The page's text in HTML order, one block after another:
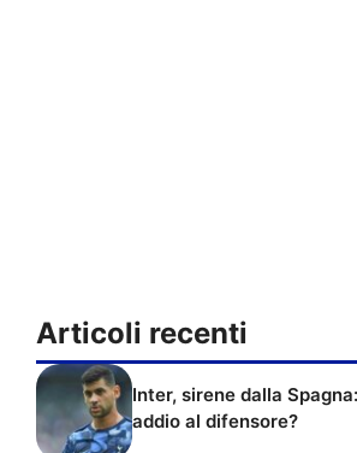
Articoli recenti
Inter, sirene dalla Spagna:
addio al difensore?